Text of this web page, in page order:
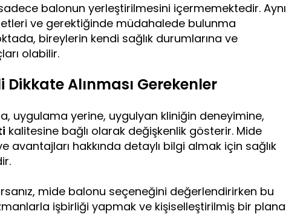
balonun yerleştirilmesini içermemektedir. Aynı
ve gerektiğinde müdahalede bulunma
bireylerin kendi sağlık durumlarına ve
olabilir.
Alınması Gerekenler
uygulama yerine, uygulyan kliniğin deneyimine,
kalitesine bağlı olarak değişkenlik gösterir. Mide
hakkında detaylı bilgi almak için sağlık
mide balonu seçeneğini değerlendirirken bu
işbirliği yapmak ve kişiselleştirilmiş bir plana